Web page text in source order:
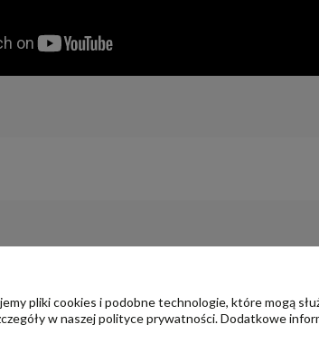
pliki cookies i podobne technologie, które mogą
w naszejpolityce prywatności. Dodatkowe